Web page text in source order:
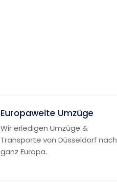
Europaweite Umzüge
Wir erledigen Umzüge &
Transporte von Düsseldorf nach
ganz Europa.